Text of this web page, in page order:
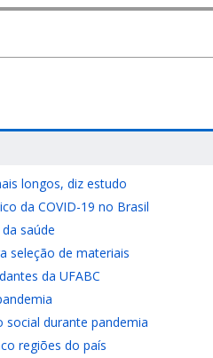
longos, diz estudo
da COVID-19 no Brasil
saúde
seleção de materiais
da UFABC
durante pandemia
regiões do país